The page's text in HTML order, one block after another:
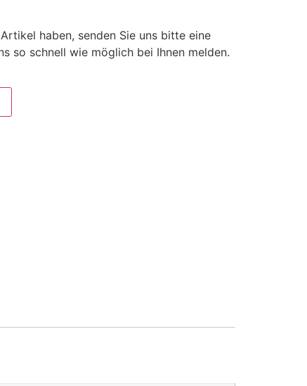
haben, senden Sie uns bitte eine
so schnell wie möglich bei Ihnen melden.